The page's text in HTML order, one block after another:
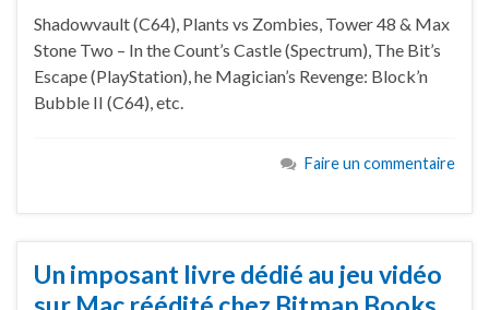
Shadowvault (C64), Plants vs Zombies, Tower 48 & Max
Stone Two – In the Count’s Castle (Spectrum), The Bit’s
Escape (PlayStation), he Magician’s Revenge: Block’n
Bubble II (C64), etc.
Faire un commentaire
Un imposant livre dédié au jeu vidéo